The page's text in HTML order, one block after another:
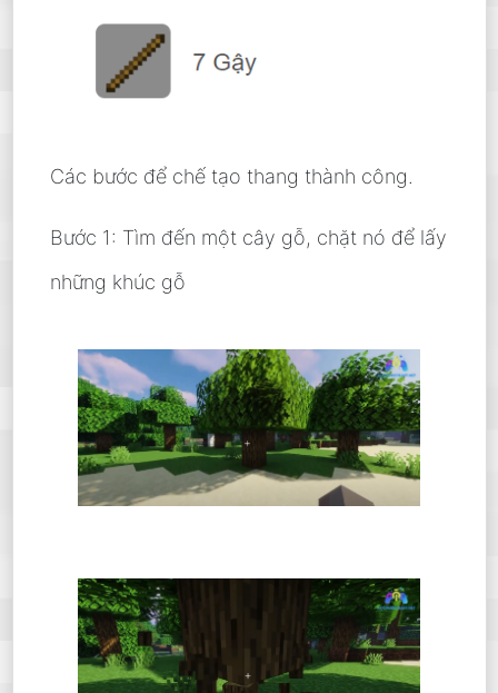
Các bước để chế tạo thang thành công.
Bước 1: Tìm đến một cây gỗ, chặt nó để lấy
những khúc gỗ